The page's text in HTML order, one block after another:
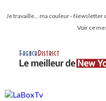
Je travaille… ma couleur - Newsletter
Voir ce